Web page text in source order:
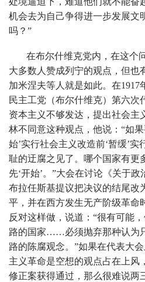
机会去为自己争得进一步发展文
吗？”
在布尔什维克党内，在这个
大多数人赞成列宁的观点，但也
加米涅夫等人就是如此。在1917
民主工党（布尔什维克）第六次
资本主义不够发达，提出社会主
林不同意这种观点，他说：“如
始’实行社会主义改造前‘暂缓’
耻的迂腐之见了。哪个国家有更
先‘开始’。”大会在讨论《关于
布拉任斯基提议把决议的结尾改
平，并在西方发生无产阶级革命
反对这样做，说道：“很有可能
路的国家……必须抛弃那种认为
路的陈腐观念。”如果在代表大
主义革命是空想的观点占在上风
修正案获得通过，那么很难说两